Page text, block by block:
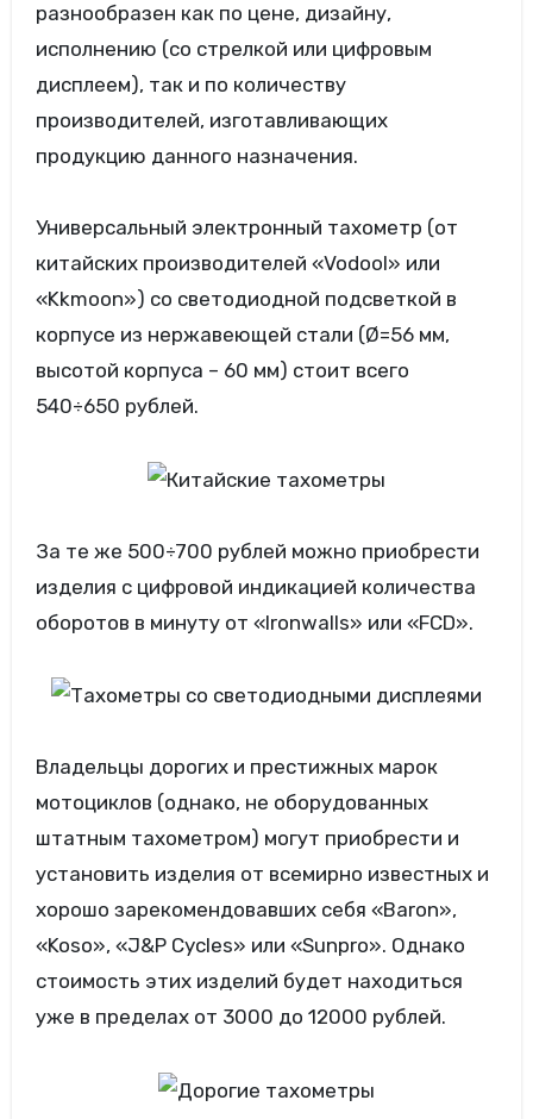
разнообразен как по цене, дизайну,
исполнению (со стрелкой или цифровым
дисплеем), так и по количеству
производителей, изготавливающих
продукцию данного назначения.
Универсальный электронный тахометр (от
китайских производителей «Vodool» или
«Kkmoon») со светодиодной подсветкой в
корпусе из нержавеющей стали (Ø=56 мм,
высотой корпуса – 60 мм) стоит всего
540÷650 рублей.
За те же 500÷700 рублей можно приобрести
изделия с цифровой индикацией количества
оборотов в минуту от «Ironwalls» или «FCD».
Владельцы дорогих и престижных марок
мотоциклов (однако, не оборудованных
штатным тахометром) могут приобрести и
установить изделия от всемирно известных и
хорошо зарекомендовавших себя «Baron»,
«Koso», «J&P Cycles» или «Sunpro». Однако
стоимость этих изделий будет находиться
уже в пределах от 3000 до 12000 рублей.